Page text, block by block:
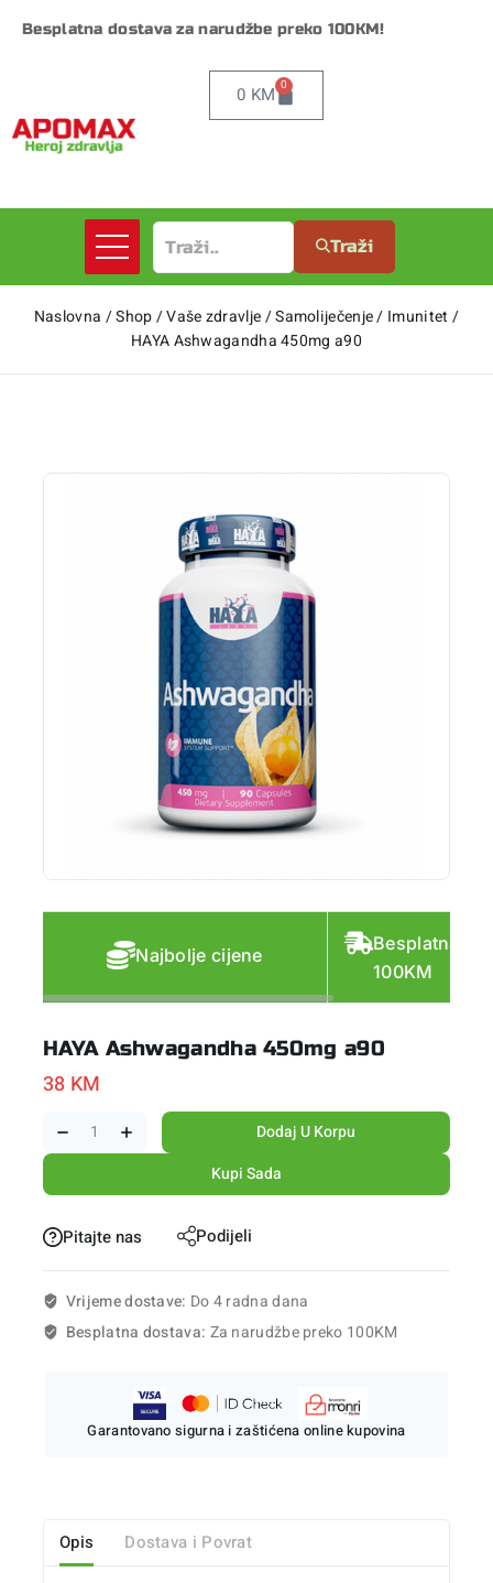
Besplatna dostava za narudžbe preko 100KM!
0 KM 0
Traži
Naslovna /Shop/Vaše zdravlje/Samoliječenje/ Imunitet /
HAYA Ashwagandha 450mg a90
Najbolje cijene
Besplatna
100KM
HAYA Ashwagandha 450mg a90
38 KM
Dodaj U Korpu
Kupi Sada
Pitajte nas Podijeli
Vrijeme dostave: Do 4 radna dana
Besplatna dostava: Za narudžbe preko 100KM
Garantovano sigurna i zaštićena online kupovina
Opis Dostava i Povrat